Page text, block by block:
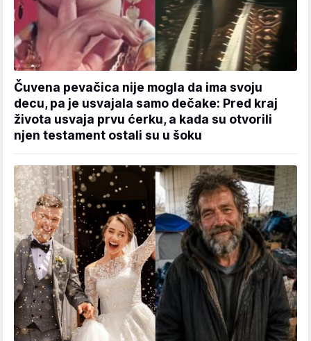
Čuvena pevačica nije mogla da ima svoju
decu, pa je usvajala samo dečake: Pred kraj
života usvaja prvu ćerku, a kada su otvorili
njen testament ostali su u šoku